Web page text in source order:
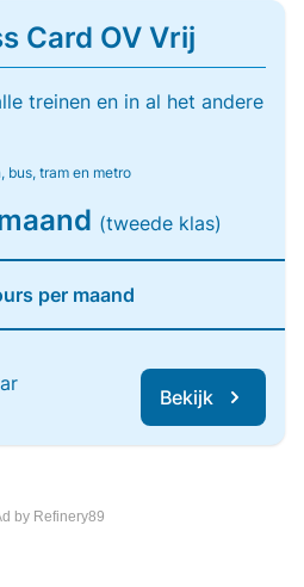
Card OV Vrij
treinen en in al het andere
bus, tram en metro
(tweede klas)
per maand
Bekijk
by Refinery89